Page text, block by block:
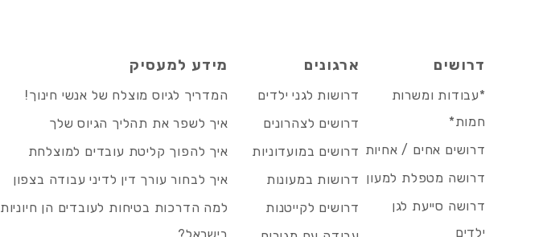
דרושים
*עבודות ומשרות
חמות*
דרושים אחים / אחיות
דרושה מטפלת למעון
דרושה סייעת לגן
ילדים
ארגונים
דרושות לגני ילדים
דרושים לצהרונים
דרושים במועדוניות
דרושות במעונות
דרושים לקייטנות
מידע למעסיק
המדריך לגיוס מוצלח של אנשי חינוך!
איך לשפר את תהליך הגיוס שלך
איך להפוך קליטת עובדים למוצלחת
איך לבחור עורך דין לדיני עבודה בצפון
למה הדרכות בטיחות לעובדים הן חיוניות
בישראל?